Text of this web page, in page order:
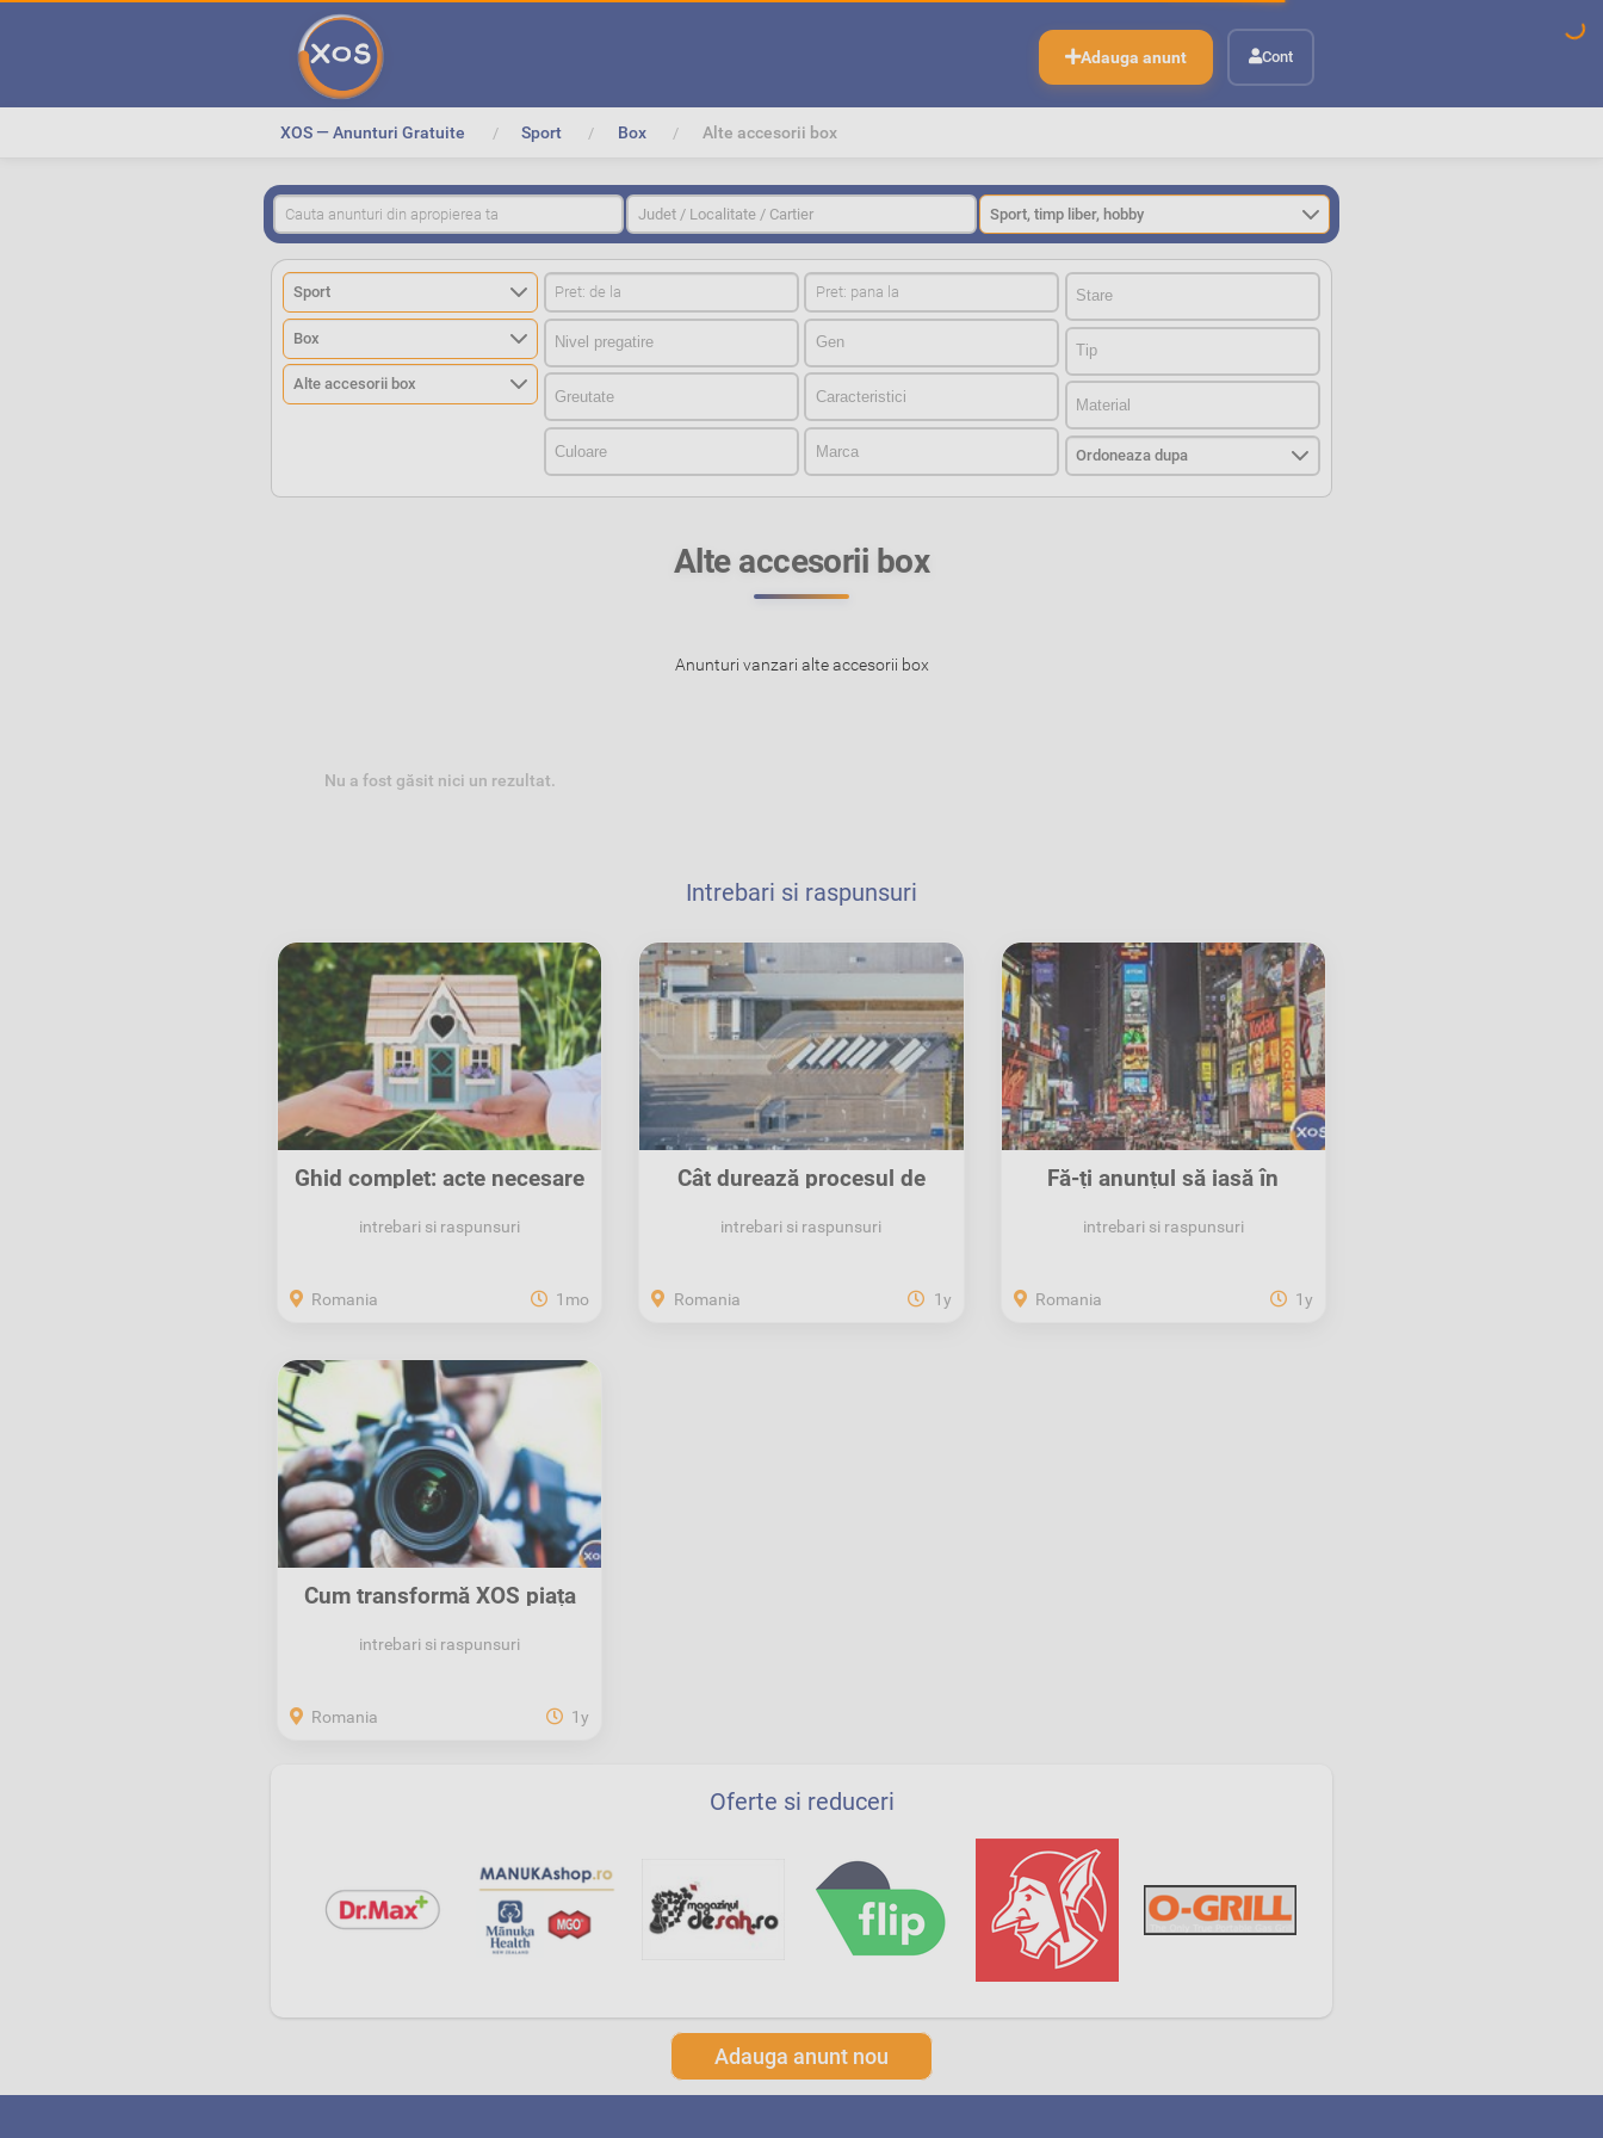
Adauga anunt Cont
XOS — Anunturi Gratuite Sport Box Alte accesorii box
Judet / Localitate / Cartier
O
a
O
s
Nivel pregatireNivel pregatire GenGen
GreutateGreutate CaracteristiciCaracteristici
CuloareCuloare MarcaMarca
StareStare
TipTip
MaterialMaterial
Alte accesorii box
Anunturi vanzari alte accesorii box
Nu a fost găsit nici un rezultat.
Intrebari si raspunsuri
Ghid complet: acte necesare
intrebari si raspunsuri
Romania 1mo
Cât durează procesul de
intrebari si raspunsuri
Romania 1y
Fă-ți anunțul să iasă în
intrebari si raspunsuri
Romania 1y
Cum transformă XOS piața
intrebari si raspunsuri
Romania 1y
Oferte si reduceri
Adauga anunt nou